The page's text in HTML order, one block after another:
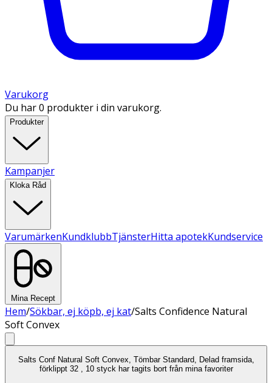
Varukorg
Du har 0 produkter i din varukorg.
Produkter
Kampanjer
Kloka Råd
VarumärkenKundklubbTjänsterHitta apotekKundservice
Mina Recept
Hem/Sökbar, ej köpb, ej kat/Salts Confidence Natural
Soft Convex
Salts Conf Natural Soft Convex, Tömbar Standard, Delad framsida,
förklippt 32 , 10 styck har tagits bort från mina favoriter